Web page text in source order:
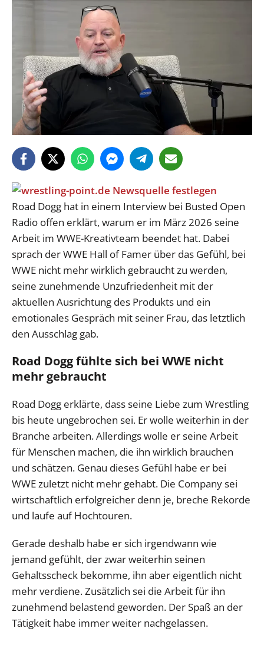
Road Dogg hat in einem Interview bei Busted Open
Radio offen erklärt, warum er im März 2026 seine
Arbeit im WWE-Kreativteam beendet hat. Dabei
sprach der WWE Hall of Famer über das Gefühl, bei
WWE nicht mehr wirklich gebraucht zu werden,
seine zunehmende Unzufriedenheit mit der
aktuellen Ausrichtung des Produkts und ein
emotionales Gespräch mit seiner Frau, das letztlich
den Ausschlag gab.
Road Dogg fühlte sich bei WWE nicht
mehr gebraucht
Road Dogg erklärte, dass seine Liebe zum Wrestling
bis heute ungebrochen sei. Er wolle weiterhin in der
Branche arbeiten. Allerdings wolle er seine Arbeit
für Menschen machen, die ihn wirklich brauchen
und schätzen. Genau dieses Gefühl habe er bei
WWE zuletzt nicht mehr gehabt. Die Company sei
wirtschaftlich erfolgreicher denn je, breche Rekorde
und laufe auf Hochtouren.
Gerade deshalb habe er sich irgendwann wie
jemand gefühlt, der zwar weiterhin seinen
Gehaltsscheck bekomme, ihn aber eigentlich nicht
mehr verdiene. Zusätzlich sei die Arbeit für ihn
zunehmend belastend geworden. Der Spaß an der
Tätigkeit habe immer weiter nachgelassen.